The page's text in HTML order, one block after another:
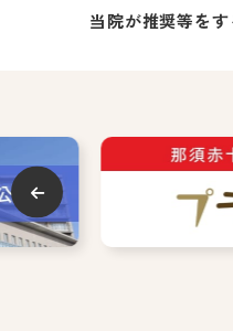
当院が推奨等を